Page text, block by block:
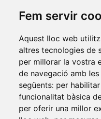
Fem servir
Aquest lloc web
altres tecnologies de
per millorar la vostra
de navegació amb
següents: per
funcionalitat bàsica
per oferir una millor
Abat Oliba CEU•
d'Andorra•Universitat
Universitat de